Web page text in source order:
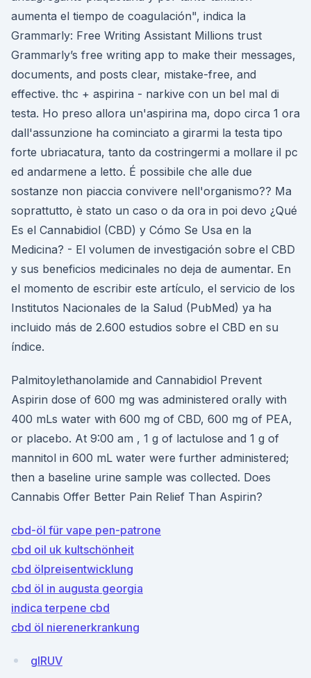
aumenta el tiempo de coagulación", indica la
Grammarly: Free Writing Assistant Millions trust
Grammarly’s free writing app to make their messages,
documents, and posts clear, mistake-free, and
effective. thc + aspirina - narkive con un bel mal di
testa. Ho preso allora un'aspirina ma, dopo circa 1 ora
dall'assunzione ha cominciato a girarmi la testa tipo
forte ubriacatura, tanto da costringermi a mollare il pc
ed andarmene a letto. É possibile che alle due
sostanze non piaccia convivere nell'organismo?? Ma
soprattutto, è stato un caso o da ora in poi devo ¿Qué
Es el Cannabidiol (CBD) y Cómo Se Usa en la
Medicina? - El volumen de investigación sobre el CBD
y sus beneficios medicinales no deja de aumentar. En
el momento de escribir este artículo, el servicio de los
Institutos Nacionales de la Salud (PubMed) ya ha
incluido más de 2.600 estudios sobre el CBD en su
índice.
Palmitoylethanolamide and Cannabidiol Prevent
Aspirin dose of 600 mg was administered orally with
400 mLs water with 600 mg of CBD, 600 mg of PEA,
or placebo. At 9:00 am , 1 g of lactulose and 1 g of
mannitol in 600 mL water were further administered;
then a baseline urine sample was collected. Does
Cannabis Offer Better Pain Relief Than Aspirin?
cbd-öl für vape pen-patrone
cbd oil uk kultschönheit
cbd ölpreisentwicklung
cbd öl in augusta georgia
indica terpene cbd
cbd öl nierenerkrankung
gIRUV